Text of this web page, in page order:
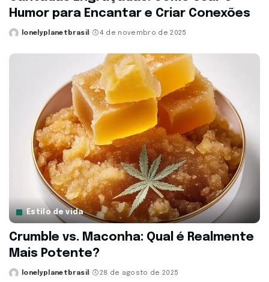
Humor para Encantar e Criar Conexões
Posted
lonelyplanetbrasil 4 de novembro de 2025
Estilo de vida
Crumble vs. Maconha: Qual é Realmente
Mais Potente?
Posted
lonelyplanetbrasil 28 de agosto de 2025